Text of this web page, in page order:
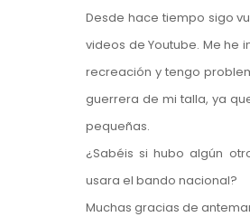
Desde hace tiempo sigo
videos de Youtube. Me he
recreación y tengo
guerrera de mi talla, ya
pequeñas.
¿Sabéis si hubo algún
usara el bando nacional?
Muchas gracias de